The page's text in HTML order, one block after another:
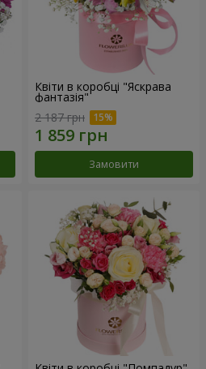
Квіти в коробці "Яскрава
фантазія"
2 187 грн
Замовити